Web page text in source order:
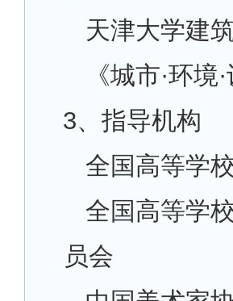
天津大学建
《城市·环
3、指导机构
全国高等学
全国高等学
员会